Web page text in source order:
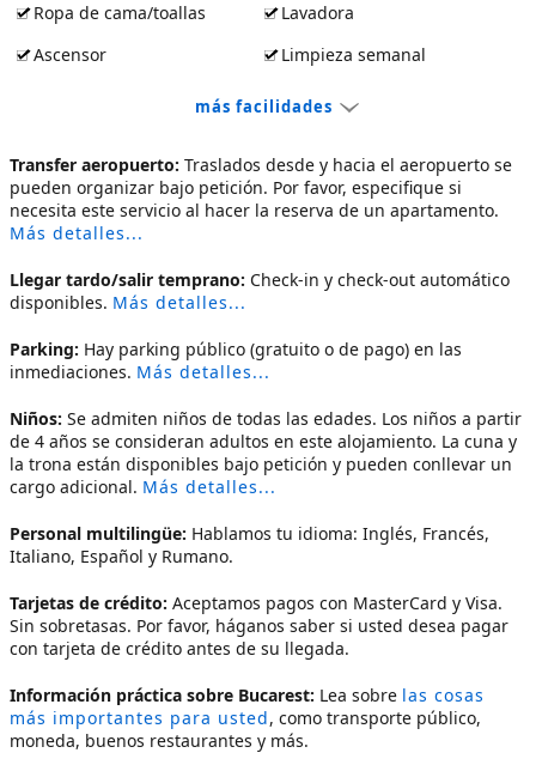
Ropa de cama/toallas
Lavadora
Ascensor
Limpieza semanal
más facilidades
Transfer aeropuerto: Traslados desde y hacia el aeropuerto se
pueden organizar bajo petición. Por favor, especifique si
necesita este servicio al hacer la reserva de un apartamento.
Más detalles...
Llegar tardo/salir temprano: Check-in y check-out automático
disponibles. Más detalles...
Parking: Hay parking público (gratuito o de pago) en las
inmediaciones. Más detalles...
Niños: Se admiten niños de todas las edades. Los niños a partir
de 4 años se consideran adultos en este alojamiento. La cuna y
la trona están disponibles bajo petición y pueden conllevar un
cargo adicional. Más detalles...
Personal multilingüe: Hablamos tu idioma: Inglés, Francés,
Italiano, Español y Rumano.
Tarjetas de crédito: Aceptamos pagos con MasterCard y Visa.
Sin sobretasas. Por favor, háganos saber si usted desea pagar
con tarjeta de crédito antes de su llegada.
Información práctica sobre Bucarest: Lea sobre las cosas
más importantes para usted, como transporte público,
moneda, buenos restaurantes y más.